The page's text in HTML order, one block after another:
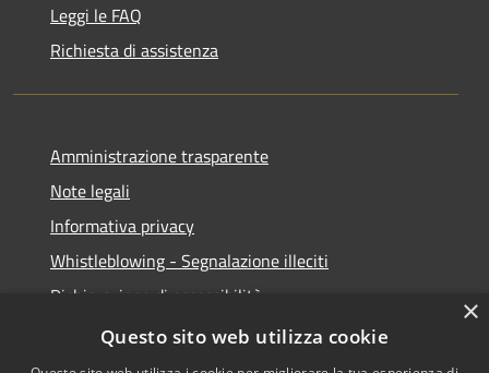
Leggi le FAQ
Richiesta di assistenza
Amministrazione trasparente
Note legali
Informativa privacy
Whistleblowing - Segnalazione illeciti
Dichiarazione di accessibilità
Obiettivi di acessibilità
×
Questo sito web utilizza cookie